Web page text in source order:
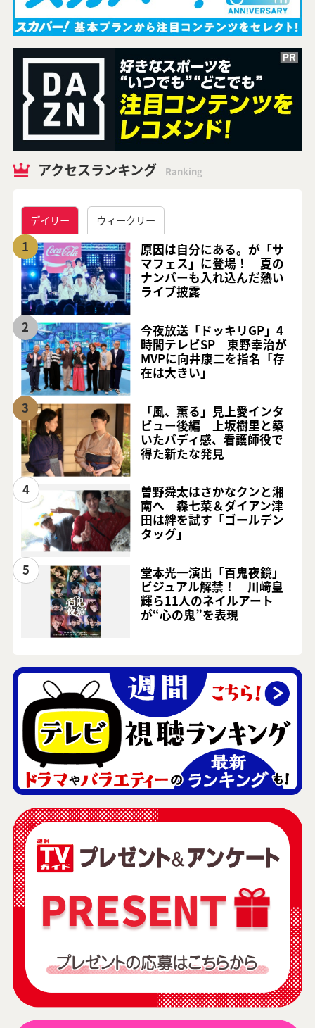
アクセスランキング Ranking
デイリー ウィークリー
1
原因は自分にある。が「サ
マフェス」に登場！ 夏の
ナンバーも入れ込んだ熱い
ライブ披露
2
今夜放送「ドッキリGP」4
時間テレビSP 東野幸治が
MVPに向井康二を指名「存
在は大きい」
3
「風、薫る」見上愛インタ
ビュー後編 上坂樹里と築
いたバディ感、看護師役で
得た新たな発見
4
曽野舜太はさかなクンと湘
南へ 森七菜＆ダイアン津
田は絆を試す「ゴールデン
タッグ」
5
堂本光一演出「百鬼夜鏡」
ビジュアル解禁！ 川﨑皇
輝ら11人のネイルアート
が“心の鬼”を表現